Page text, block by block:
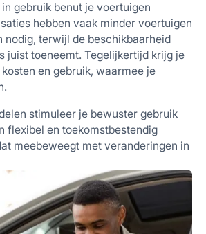
gebruik benut je voertuigen
hebben vaak minder voertuigen
nodig, terwijl de beschikbaarheid
juist toeneemt. Tegelijkertijd krijg je
en gebruik, waarmee je
stimuleer je bewuster gebruik
flexibel en toekomstbestendig
meebeweegt met veranderingen in